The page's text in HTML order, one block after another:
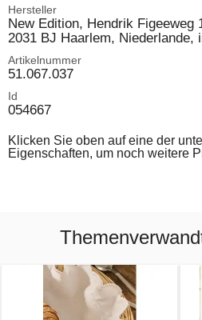
Hersteller
New Edition, Hendrik Figeeweg
2031 BJ Haarlem, Niederlande,
Artikelnummer
51.067.037
Id
054667
Klicken Sie oben auf eine der
Eigenschaften, um noch weitere